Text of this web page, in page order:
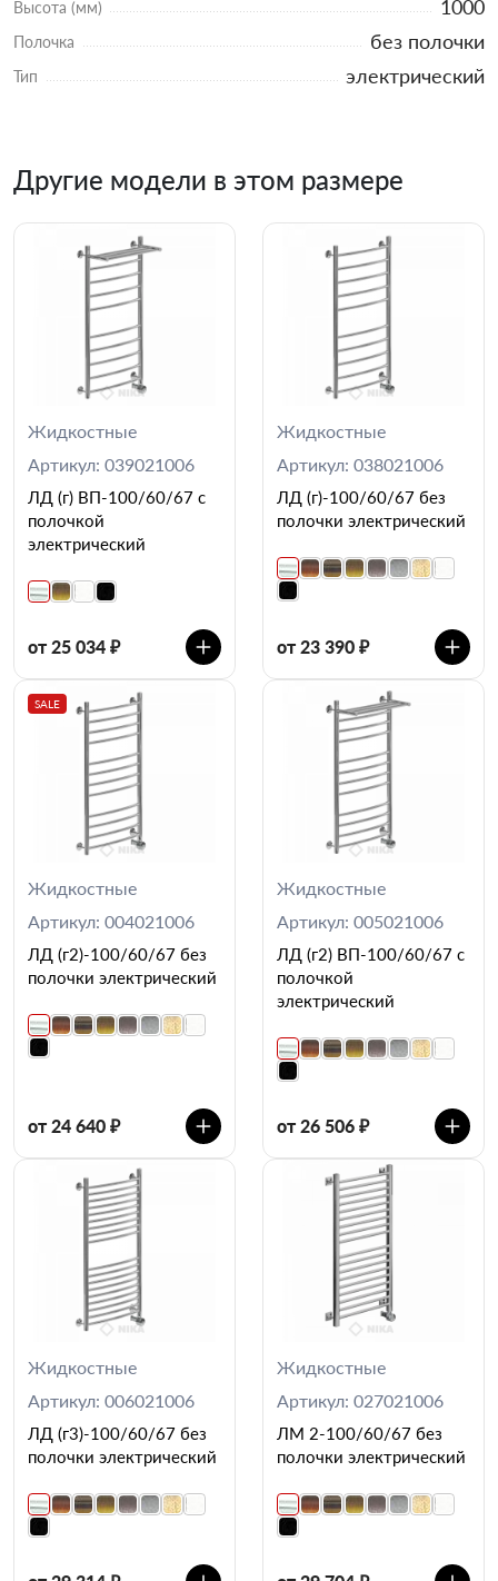
Высота (мм) 1000
Полочка без полочки
Тип электрический
Другие модели в этом размере
Жидкостные
Артикул: 039021006
ЛД (г) ВП-100/60/67 с
полочкой
электрический
от 25 034 ₽
Жидкостные
Артикул: 038021006
ЛД (г)-100/60/67 без
полочки электрический
от 23 390 ₽
SALE
Жидкостные
Артикул: 004021006
ЛД (г2)-100/60/67 без
полочки электрический
от 24 640 ₽
Жидкостные
Артикул: 005021006
ЛД (г2) ВП-100/60/67 с
полочкой
электрический
от 26 506 ₽
Жидкостные
Артикул: 006021006
ЛД (г3)-100/60/67 без
полочки электрический
Жидкостные
Артикул: 027021006
ЛМ 2-100/60/67 без
полочки электрический